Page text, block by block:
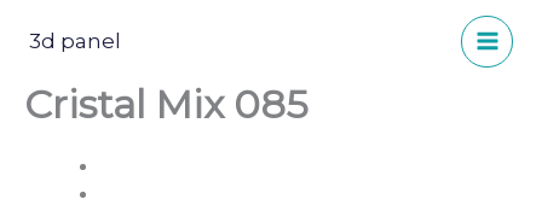
3d panel
Cristal Mix 085